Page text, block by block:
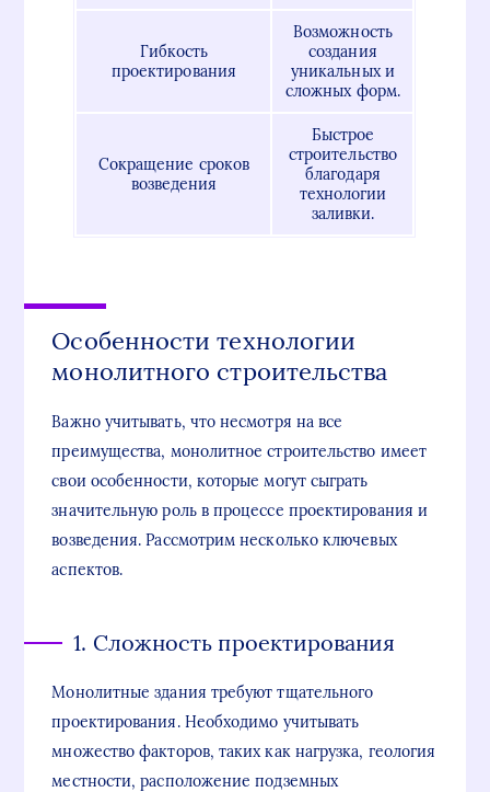
Гибкость
проектирования
Возможность
создания
уникальных и
сложных форм.
Сокращение сроков
возведения
Быстрое
строительство
благодаря
технологии
заливки.
Особенности технологии
монолитного строительства
Важно учитывать, что несмотря на все
преимущества, монолитное строительство имеет
свои особенности, которые могут сыграть
значительную роль в процессе проектирования и
возведения. Рассмотрим несколько ключевых
аспектов.
1. Сложность проектирования
Монолитные здания требуют тщательного
проектирования. Необходимо учитывать
множество факторов, таких как нагрузка, геология
местности, расположение подземных